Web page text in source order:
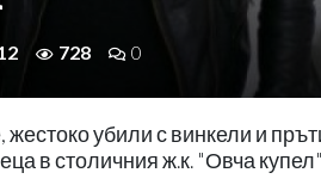
728 0
убили с винкели и
в столичния ж.к. "Овча